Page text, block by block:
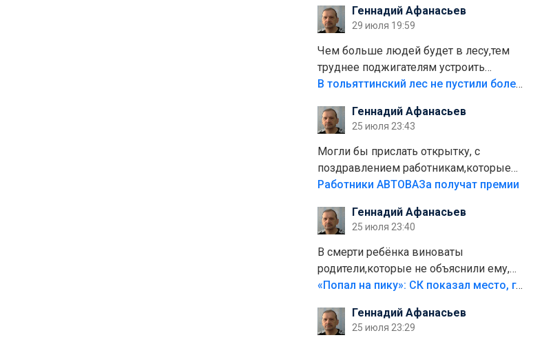
плитки не хватило,т.к.осенью и зимой
лежала в парке и испортилась.Да
еще,видимо,часть украли.
Геннадий Афанасьев
29 июля 19:59
Чем больше людей будет в лесу,тем
труднее поджигателям устроить
пожар.Тех кто разводит костры,тех
полно стоит,почему водители всё
равно едут в лес? Штрафы мизерные.
В тольяттинский лес не пустили более тысячи автомобилей
Геннадий Афанасьев
25 июля 23:43
Могли бы прислать открытку, с
поздравлением работникам,которые
больше сорока лет отработали на
Работники АВТОВАЗа получат премии
Геннадий Афанасьев
25 июля 23:40
В смерти ребёнка виноваты
родители,которые не объяснили ему,
что такое хорошо и что такое плохо!
безумия,есть же калитка,ворота!
Жалко ребёнка,но он сам выбрал свою
«Попал на пику»: СК показал место, где был смертельно травмирован ребенок в Тольятти
Геннадий Афанасьев
25 июля 23:29